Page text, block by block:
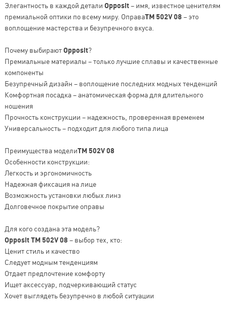
Элегантность в каждой детали Opposit– имя, известное ценителям
премиальной оптики по всему миру. ОправаTM 502V 08 – это
воплощение мастерства и безупречного вкуса.
Почему выбираютOpposit?
Премиальные материалы – только лучшие сплавы и качественные
компоненты
Безупречный дизайн – воплощение последних модных тенденций
Комфортная посадка – анатомическая форма для длительного
ношения
Прочность конструкции – надежность, проверенная временем
Универсальность – подходит для любого типа лица
Преимущества моделиTM 502V 08
Особенности конструкции:
Легкость и эргономичность
Надежная фиксация на лице
Возможность установки любых линз
Долговечное покрытие оправы
Для кого создана эта модель?
Opposit TM 502V 08 – выбор тех, кто:
Ценит стиль и качество
Следует модным тенденциям
Отдает предпочтение комфорту
Ищет аксессуар, подчеркивающий статус
Хочет выглядеть безупречно в любой ситуации